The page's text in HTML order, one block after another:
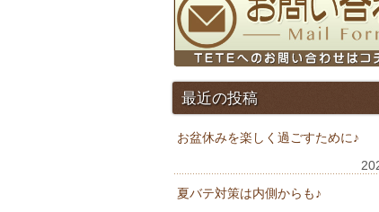
最近の投稿
お盆休みを楽しく過ごすために♪
夏バテ対策は内側からも♪